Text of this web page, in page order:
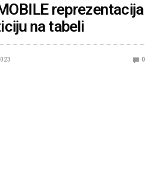
reprezentacija
na tabeli
0